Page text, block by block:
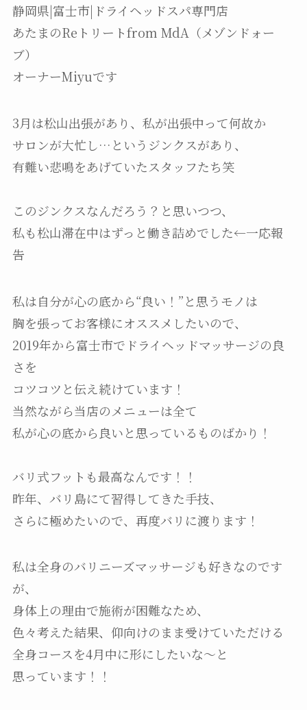
静岡県|富士市|ドライヘッドスパ専門店
あたまのReトリートfrom MdA（メゾンドォー
ブ）
オーナーMiyuです
3月は松山出張があり、私が出張中って何故か
サロンが大忙し…というジンクスがあり、
有難い悲鳴をあげていたスタッフたち笑
このジンクスなんだろう？と思いつつ、
私も松山滞在中はずっと働き詰めでした←一応報
告
私は自分が心の底から“良い！”と思うモノは
胸を張ってお客様にオススメしたいので、
2019年から富士市でドライヘッドマッサージの良
さを
コツコツと伝え続けています！
当然ながら当店のメニューは全て
私が心の底から良いと思っているものばかり！
バリ式フットも最高なんです！！
昨年、バリ島にて習得してきた手技、
さらに極めたいので、再度バリに渡ります！
私は全身のバリニーズマッサージも好きなのです
が、
身体上の理由で施術が困難なため、
色々考えた結果、仰向けのまま受けていただける
全身コースを4月中に形にしたいな〜と
思っています！！